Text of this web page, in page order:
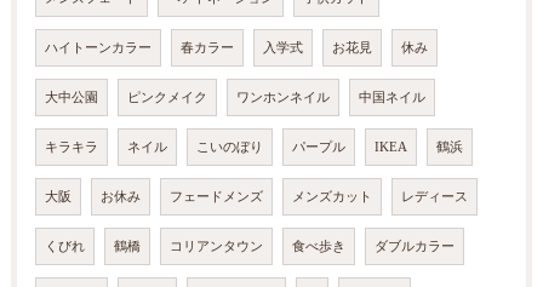
ハイトーンカラー 春カラー 入学式 お花見 休み
大中公園 ピンクメイク ワンホンネイル 中国ネイル
キラキラ ネイル こいのぼり パープル IKEA 鶴浜
大阪 お休み フェードメンズ メンズカット レディース
くびれ 鶴橋 コリアンタウン 食べ歩き ダブルカラー